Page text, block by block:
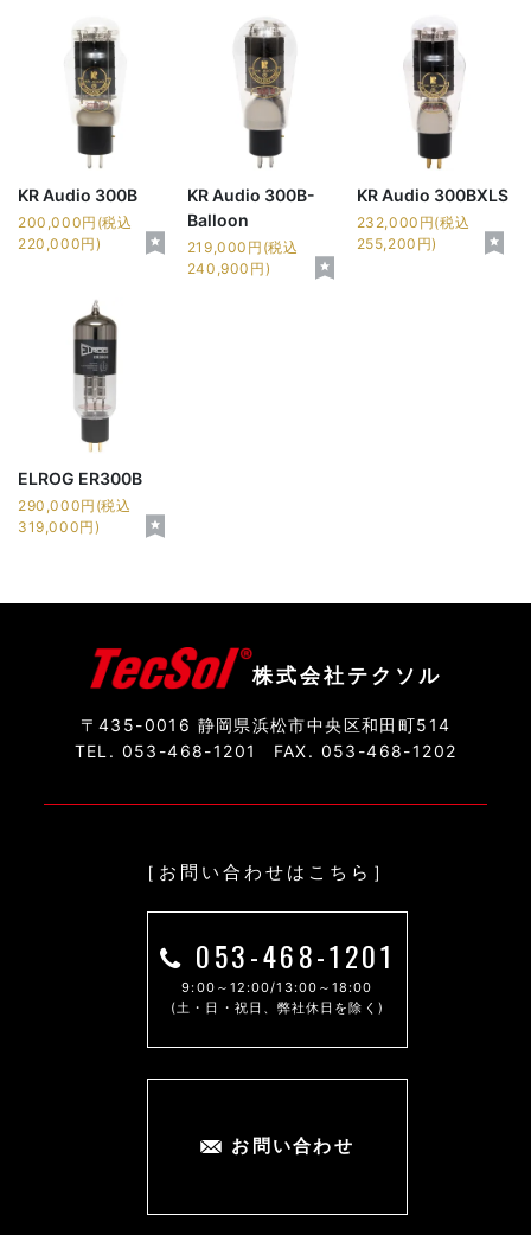
KR Audio 300B
200,000円(税込
220,000円)
KR Audio 300B-
Balloon
219,000円(税込
240,900円)
KR Audio 300BXLS
232,000円(税込
255,200円)
ELROG ER300B
290,000円(税込
319,000円)
株式会社テクソル
〒435-0016 静岡県浜松市中央区和田町514
TEL. 053-468-1201
FAX. 053-468-1202
［お問い合わせはこちら］
053-468-1201
9:00～12:00/13:00～18:00
(土・日・祝日、弊社休日を除く)
お問い合わせ